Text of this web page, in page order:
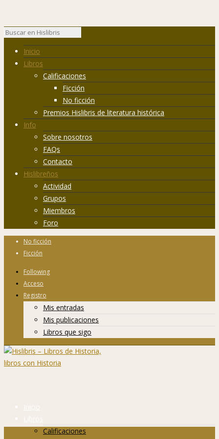
Inicio
Libros
Calificaciones
Ficción
No ficción
Premios Hislibris de literatura histórica
Info
Sobre nosotros
FAQs
Contacto
Hislibreños
Actividad
Grupos
Miembros
Foro
No ficción
Ficción
Following
Acceso
Registro
Mis entradas
Mis publicaciones
Libros que sigo
Inicio
Libros
Calificaciones